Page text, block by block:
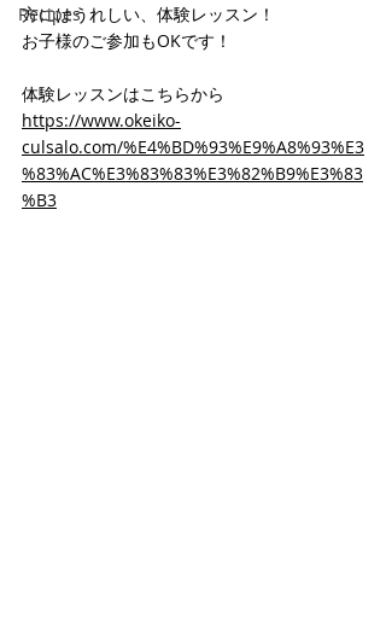
Recipes
方にはうれしい、体験レッスン！
お子様のご参加もOKです！
体験レッスンはこちらから
https://www.okeiko-
culsalo.com/%E4%BD%93%E9%A8%93%E3
%83%AC%E3%83%83%E3%82%B9%E3%83
%B3